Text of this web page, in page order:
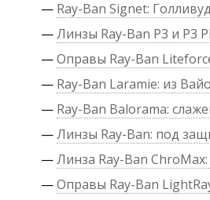
— Ray-Ban Signet:
—Линзы Ray-Ban P3 и P3
—Оправы Ray-Ban
— Ray-Ban Laramie: из
— Ray-Ban Balorama:
—Линзы Ray-Ban: под
—Линза Ray-Ban
—Оправы Ray-Ban